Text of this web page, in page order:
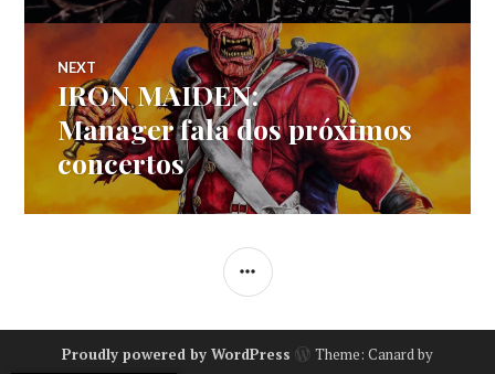
NEXT
Next
post:
IRON MAIDEN:
Manager fala dos próximos
concertos
SIDEBAR
Proudly powered by WordPress
Theme: Canard by